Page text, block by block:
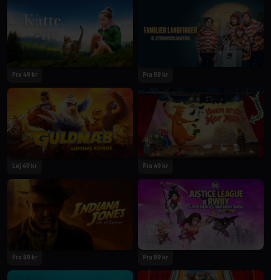
2023 2023
2023
Fra 49 kr Fra 59 kr
2023
Lej 49 kr Fra 49 kr
Fra 59 kr Fra 59 kr